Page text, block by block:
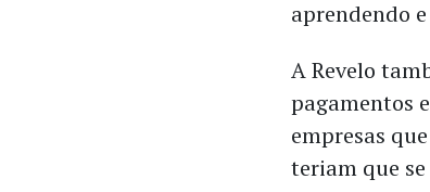
aprendendo
A Revelo
pagamentos
empresas
teriam que